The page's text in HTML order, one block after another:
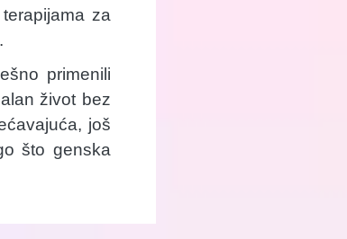
za
primenili
život bez
još
što genska